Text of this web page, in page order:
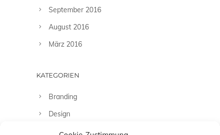
September 2016
August 2016
März 2016
KATEGORIEN
Branding
Design
Fashion